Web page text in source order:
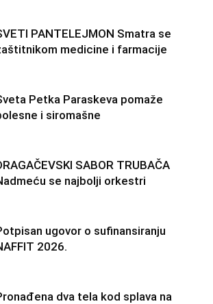
PANTELEJMON Smatra se
medicine i farmacije
Petka Paraskeva pomaže
i siromašne
SABOR TRUBAČA
se najbolji orkestri
ugovor o sufinansiranju
2026.
dva tela kod splava na